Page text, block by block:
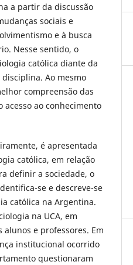
a partir da discussão
sociais e
e à busca
Nesse sentido, o
católica diante da
Ao mesmo
compreensão das
ao conhecimento
é apresentada
católica, em relação
definir a sociedade, o
se e descreve-se
católica na Argentina.
na UCA, em
e professores. Em
institucional ocorrido
questionaram